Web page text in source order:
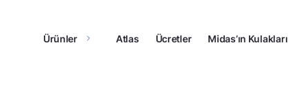
Ürünler Atlas Ücretler Midas’ın Kulakları